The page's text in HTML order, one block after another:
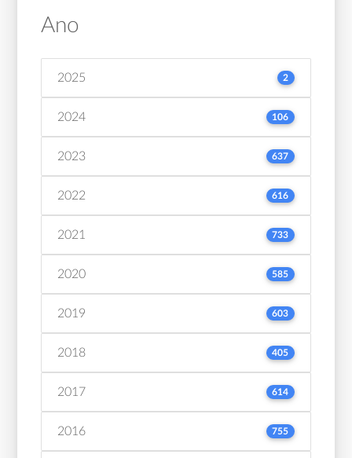
Ano
2025 2
2024 106
2023 637
2022 616
2021 733
2020 585
2019 603
2018 405
2017 614
2016 755